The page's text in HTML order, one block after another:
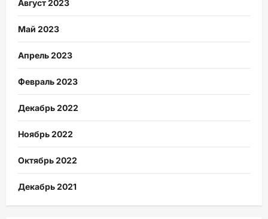
Август 2023
Май 2023
Апрель 2023
Февраль 2023
Декабрь 2022
Ноябрь 2022
Октябрь 2022
Декабрь 2021